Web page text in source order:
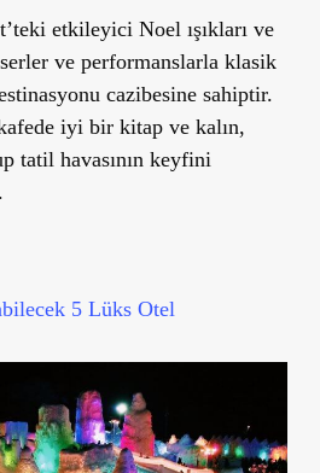
etkileyici Noel ışıkları ve
ve performanslarla klasik
cazibesine sahiptir.
iyi bir kitap ve kalın,
tatil havasının keyfini
5 Lüks Otel